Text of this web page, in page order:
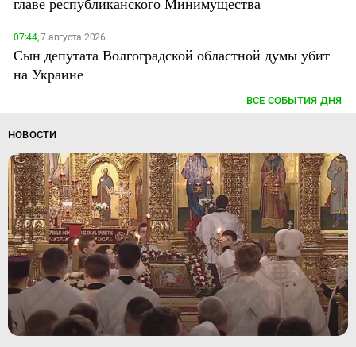
07:44,7 августа 2026
Сын депутата Волгоградской областной думы убит
на Украине
ВСЕ СОБЫТИЯ ДНЯ
НОВОСТИ